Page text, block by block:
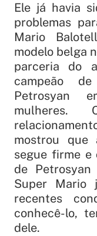
Ele já havia
problemas
Mario
modelo belga
parceria do
campeão
Petrosyan
mostrou
segue firme e
de
Super
recentes
conhecê-lo,
dele.